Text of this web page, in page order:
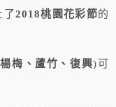
了2018桃園花彩節的
梅、蘆竹、復興)可